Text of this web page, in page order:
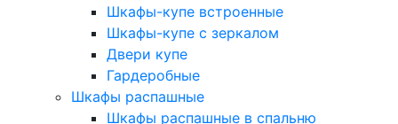
Шкафы-купе встроенные
Шкафы-купе с зеркалом
Двери купе
Гардеробные
Шкафы распашные
Шкафы распашные в спальню